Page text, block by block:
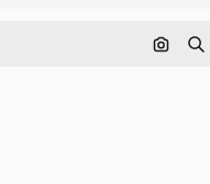
Cerca